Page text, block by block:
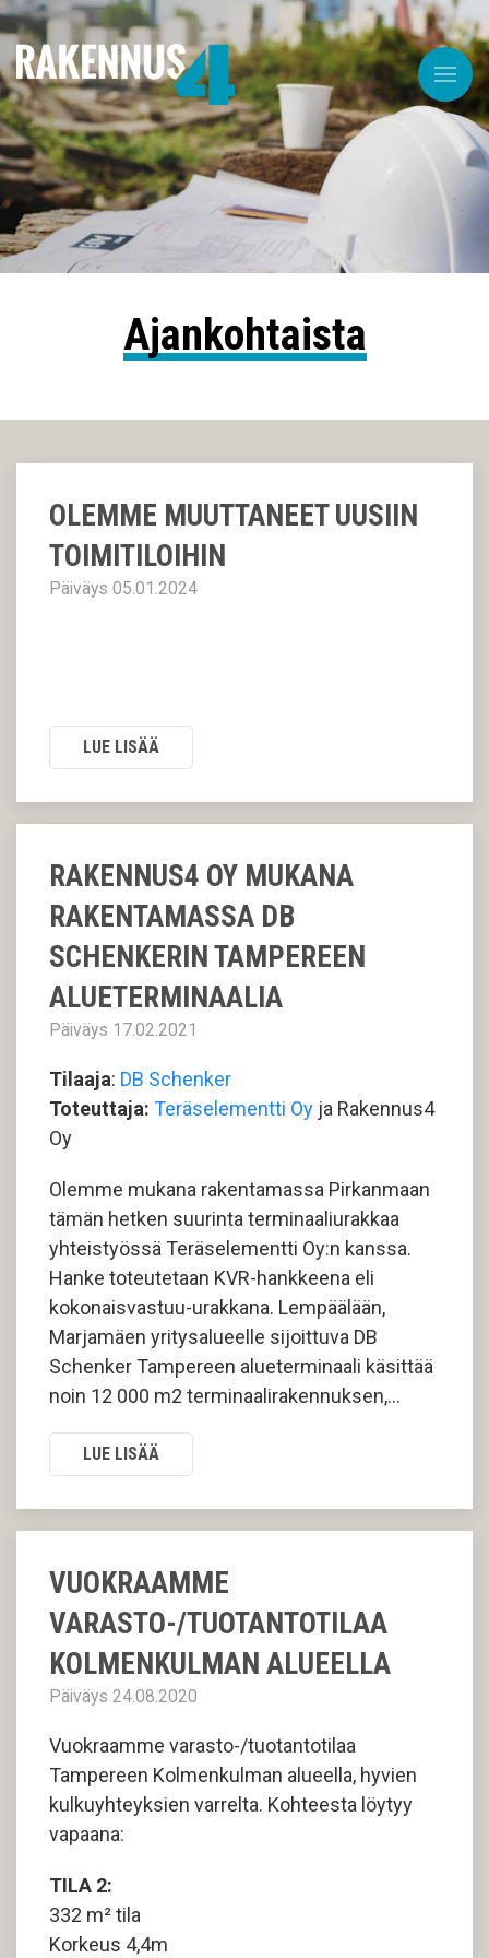
Ajankohtaista
OLEMME MUUTTANEET UUSIIN
TOIMITILOIHIN
Päiväys 05.01.2024
LUE LISÄÄ
RAKENNUS4 OY MUKANA
RAKENTAMASSA DB
SCHENKERIN TAMPEREEN
ALUETERMINAALIA
Päiväys 17.02.2021
Tilaaja: DB Schenker
Toteuttaja: Teräselementti Oy ja Rakennus4
Oy
Olemme mukana rakentamassa Pirkanmaan
tämän hetken suurinta terminaaliurakkaa
yhteistyössä Teräselementti Oy:n kanssa.
Hanke toteutetaan KVR-hankkeena eli
kokonaisvastuu-urakkana. Lempäälään,
Marjamäen yritysalueelle sijoittuva DB
Schenker Tampereen alueterminaali käsittää
noin 12 000 m2 terminaalirakennuksen,...
LUE LISÄÄ
VUOKRAAMME
VARASTO-/TUOTANTOTILAA
KOLMENKULMAN ALUEELLA
Päiväys 24.08.2020
Vuokraamme varasto-/tuotantotilaa
Tampereen Kolmenkulman alueella, hyvien
kulkuyhteyksien varrelta. Kohteesta löytyy
vapaana:
TILA 2:
332 m² tila
Korkeus 4,4m